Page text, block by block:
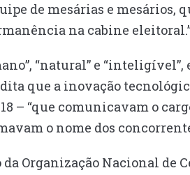
de mesárias e mesários,
na cabine
“natural” e
que a inovação
– “que comunicavam o
o nome dos
Organização Nacional de